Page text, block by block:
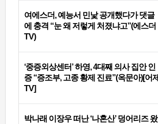
여에스더, 예능서 민낯 공개했다가 댓글
에 충격 “눈 왜 저렇게 처졌냐고”(에스더
TV)
‘중증외상센터’ 하영, 4대째 의사 집안 인
증 “증조부, 고종 황제 진료”(옥문아)[어제
TV]
박나래 이장우 떠난 ‘나혼산’ 덩어리즈 왔